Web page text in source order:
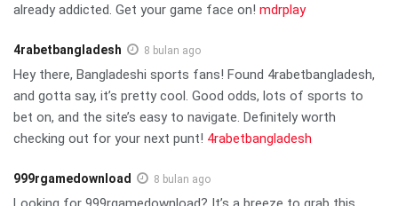
already addicted. Get your game face on! mdrplay
4rabetbangladesh 8 bulan ago
Hey there, Bangladeshi sports fans! Found 4rabetbangladesh,
and gotta say, it’s pretty cool. Good odds, lots of sports to
bet on, and the site’s easy to navigate. Definitely worth
checking out for your next punt! 4rabetbangladesh
999rgamedownload 8 bulan ago